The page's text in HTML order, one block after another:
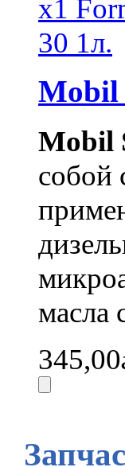
Mobil
Mobil
собой
масла
345,00